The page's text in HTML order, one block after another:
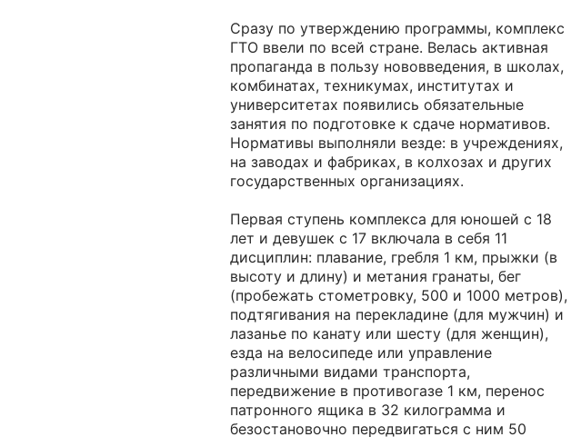
Сразу по утверждению программы, комплекс
ГТО ввели по всей стране. Велась активная
пропаганда в пользу нововведения, в школах,
комбинатах, техникумах, институтах и
университетах появились обязательные
занятия по подготовке к сдаче нормативов.
Нормативы выполняли везде: в учреждениях,
на заводах и фабриках, в колхозах и других
государственных организациях.
Первая ступень комплекса для юношей с 18
лет и девушек с 17 включала в себя 11
дисциплин: плавание, гребля 1 км, прыжки (в
высоту и длину) и метания гранаты, бег
(пробежать стометровку, 500 и 1000 метров),
подтягивания на перекладине (для мужчин) и
лазанье по канату или шесту (для женщин),
езда на велосипеде или управление
различными видами транспорта,
передвижение в противогазе 1 км, перенос
патронного ящика в 32 килограмма и
безостановочно передвигаться с ним 50